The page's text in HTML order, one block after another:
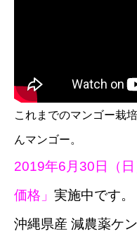
これまでのマンゴー栽
んマンゴー。
2019年6月30日（
価格」 実施中です。
沖縄県産 減農薬ケ